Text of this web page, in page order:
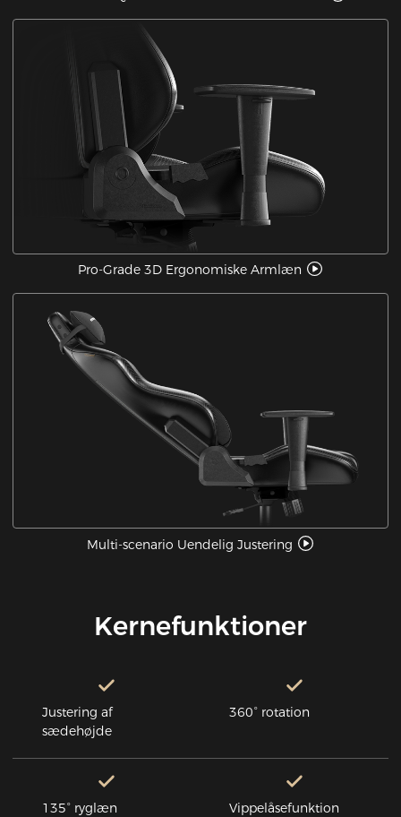
Pro-Grade 3D Ergonomiske Armlæn
Multi-scenario Uendelig Justering
Kernefunktioner
Justering af
sædehøjde
360° rotation
135° ryglæn Vippelåsefunktion